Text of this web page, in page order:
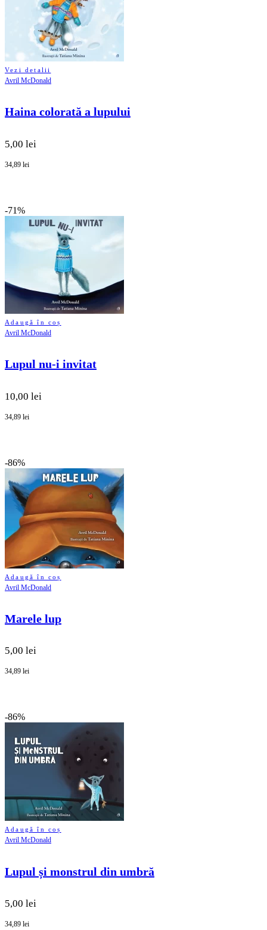
Vezi detalii
Avril McDonald
Haina colorată a lupului
5,00 lei
34,89 lei
-71%
Adaugă în coș
Avril McDonald
Lupul nu-i invitat
10,00 lei
34,89 lei
-86%
Adaugă în coș
Avril McDonald
Marele lup
5,00 lei
34,89 lei
-86%
Adaugă în coș
Avril McDonald
Lupul și monstrul din umbră
5,00 lei
34,89 lei